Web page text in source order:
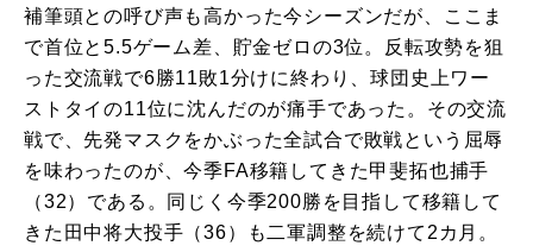
補筆頭との呼び声も高かった今シーズンだが、ここま
で首位と5.5ゲーム差、貯金ゼロの3位。反転攻勢を狙
った交流戦で6勝11敗1分けに終わり、球団史上ワー
ストタイの11位に沈んだのが痛手であった。その交流
戦で、先発マスクをかぶった全試合で敗戦という屈辱
を味わったのが、今季FA移籍してきた甲斐拓也捕手
（32）である。同じく今季200勝を目指して移籍して
きた田中将大投手（36）も二軍調整を続けて2カ月。